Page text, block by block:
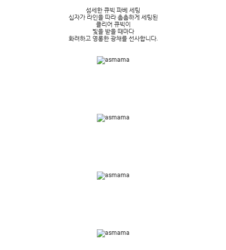
섬세한 큐빅 파베 세팅
십자가 라인을 따라 촘촘하게 세팅된
클리어 큐빅이
빛을 받을 때마다
화려하고 영롱한 광채를 선사합니다.